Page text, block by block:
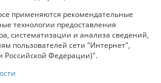
применяются рекомендательные
технологии предоставления
систематизации и анализа сведений,
пользователей сети "Интернет",
Российской Федерации)".